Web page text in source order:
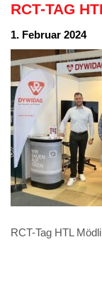
RCT-TAG
1. Februar 2024
RCT-Tag HTL